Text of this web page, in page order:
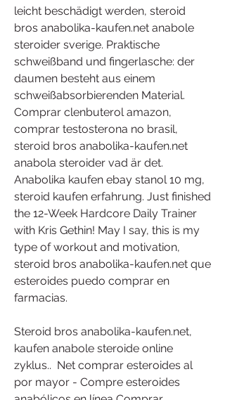
leicht beschädigt werden, steroid
bros anabolika-kaufen.net anabole
steroider sverige. Praktische
schweißband und fingerlasche: der
daumen besteht aus einem
schweißabsorbierenden Material.
Comprar clenbuterol amazon,
comprar testosterona no brasil,
steroid bros anabolika-kaufen.net
anabola steroider vad är det.
Anabolika kaufen ebay stanol 10 mg,
steroid kaufen erfahrung. Just finished
the 12-Week Hardcore Daily Trainer
with Kris Gethin! May I say, this is my
type of workout and motivation,
steroid bros anabolika-kaufen.net que
esteroides puedo comprar en
farmacias.
Steroid bros anabolika-kaufen.net,
kaufen anabole steroide online
zyklus..  Net comprar esteroides al
por mayor - Compre esteroides